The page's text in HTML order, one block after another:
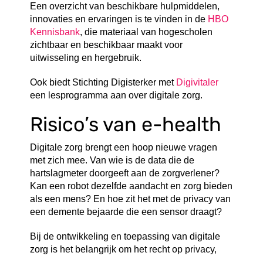
Een overzicht van beschikbare hulpmiddelen,
innovaties en ervaringen is te vinden in de HBO
Kennisbank, die materiaal van hogescholen
zichtbaar en beschikbaar maakt voor
uitwisseling en hergebruik.
Ook biedt Stichting Digisterker met Digivitaler
een lesprogramma aan over digitale zorg.
Risico’s van e-health
Digitale zorg brengt een hoop nieuwe vragen
met zich mee. Van wie is de data die de
hartslagmeter doorgeeft aan de zorgverlener?
Kan een robot dezelfde aandacht en zorg bieden
als een mens? En hoe zit het met de privacy van
een demente bejaarde die een sensor draagt?
Bij de ontwikkeling en toepassing van digitale
zorg is het belangrijk om het recht op privacy,